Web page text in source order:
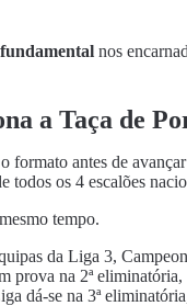
nos
a Taça de
antes de
todos os 4 escalões
tempo.
da Liga 3,
prova na 2ª
dá-se na 3ª